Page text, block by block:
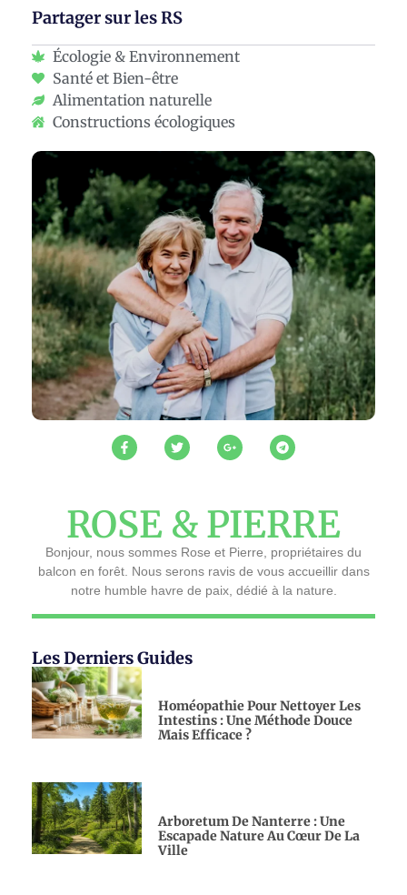
Partager sur les RS
Écologie & Environnement
Santé et Bien-être
Alimentation naturelle
Constructions écologiques
ROSE & PIERRE
Bonjour, nous sommes Rose et Pierre, propriétaires du
balcon en forêt. Nous serons ravis de vous accueillir dans
notre humble havre de paix, dédié à la nature.
Les Derniers Guides
Homéopathie Pour Nettoyer Les
Intestins : Une Méthode Douce
Mais Efficace ?
Arboretum De Nanterre : Une
Escapade Nature Au Cœur De La
Ville